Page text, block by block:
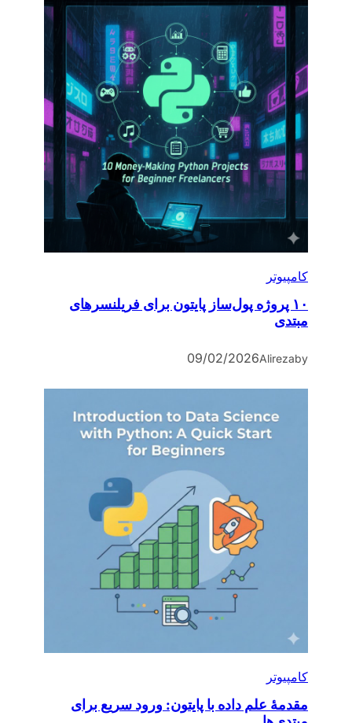
کامپیوتر
۱۰ پروژه پول‌ساز پایتون برای فریلنسرهای
مبتدی
by
Alireza
09/02/2026
کامپیوتر
مقدمۀ علم داده با پایتون: ورود سریع برای